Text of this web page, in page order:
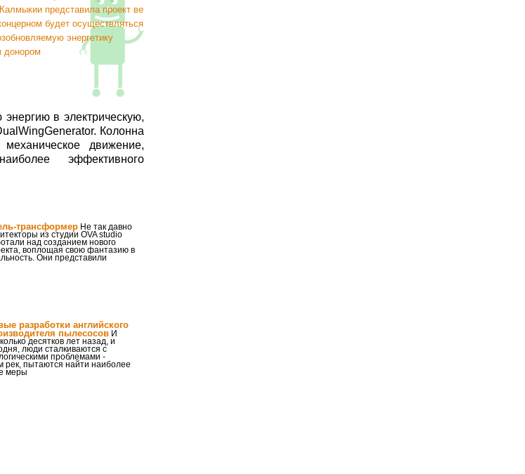
представила проект ветроэлектростанций
будет осуществляться выпуск ветрогенераторов
энергетику
донором
в электрическую,
Колонна
движение,
эффективного
трансформер Не так давно
из студии OVA studio
над созданием нового
воплощая свою фантазию в
Они представили
разработки английского
пылесосов И
десятков лет назад, и
люди сталкиваются с
проблемами -
рек, пытаются найти наиболее
меры